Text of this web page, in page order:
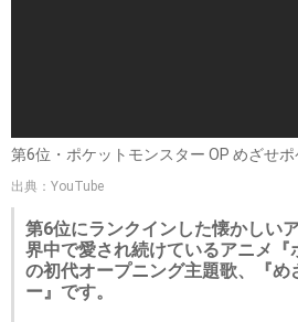
第6位・ポケットモンスター OP めざせ
出典：YouTube
第6位にランクインした懐かしい
界中で愛され続けているアニメ『
の初代オープニング主題歌、『め
ー』です。